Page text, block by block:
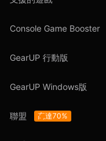
Console Game Booster
GearUP 行動版
GearUP Windows版
聯盟 高達70%